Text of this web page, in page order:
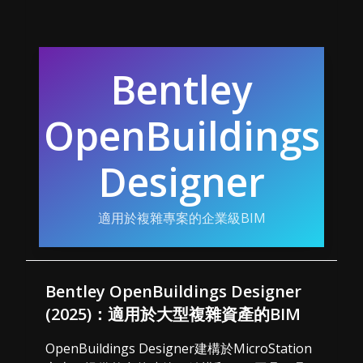
Bentley
OpenBuildings
Designer
適用於複雜專案的企業級BIM
Bentley OpenBuildings Designer
(2025)：適用於大型複雜資產的BIM
OpenBuildings Designer建構於MicroStation